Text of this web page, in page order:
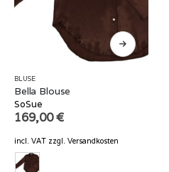
BLUSE
Bella Blouse
SoSue
169,00€
incl. VAT zzgl. Versandkosten